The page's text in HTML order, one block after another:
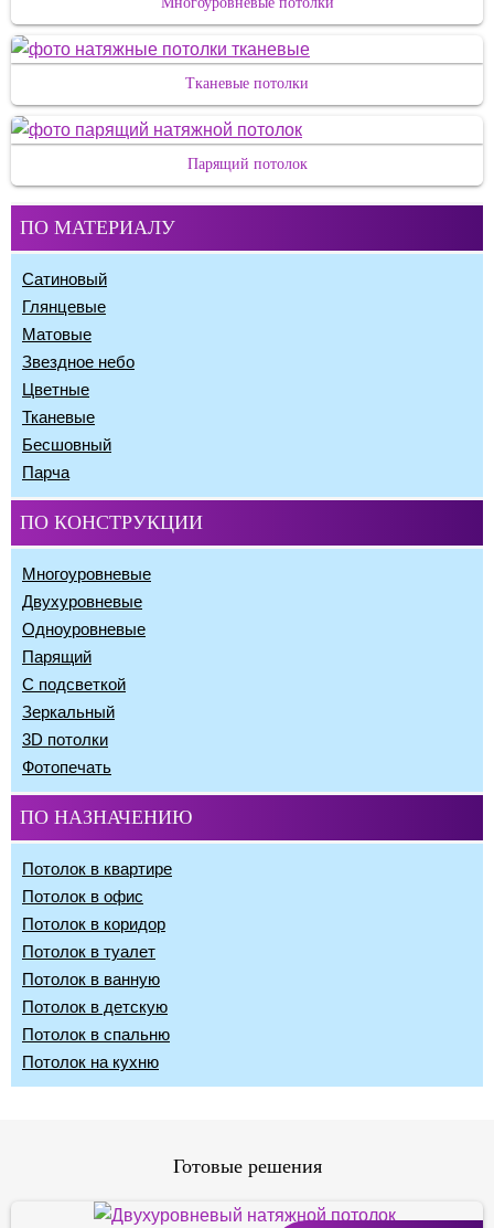
Тканевые потолки
Парящий потолок
ПО МАТЕРИАЛУ
Сатиновый
Глянцевые
Матовые
Звездное небо
Цветные
Тканевые
Бесшовный
Парча
ПО КОНСТРУКЦИИ
Многоуровневые
Двухуровневые
Одноуровневые
Парящий
С подсветкой
Зеркальный
3D потолки
Фотопечать
ПО НАЗНАЧЕНИЮ
Потолок в квартире
Потолок в офис
Потолок в коридор
Потолок в туалет
Потолок в ванную
Потолок в детскую
Потолок в спальню
Потолок на кухню
Готовые решения